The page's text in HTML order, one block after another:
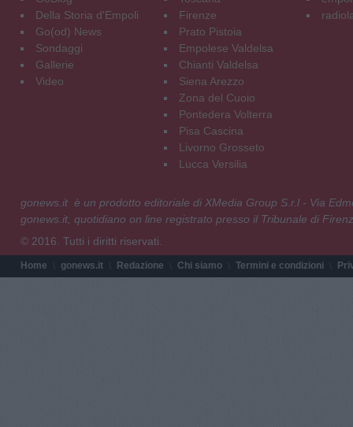
Della Storia d'Empoli
Go(od) News
Sondaggi
Gallerie
Video
Firenze
Prato Pistoia
Empolese Valdelsa
Chianti Valdelsa
Siena Arezzo
Zona del Cuoio
Pontedera Volterra
Pisa Cascina
Livorno Grosseto
Lucca Versilia
gonews.it è un prodotto editoriale di XMedia Group S.r.l - Via
gonews.it, quotidiano on line registrato presso il Tribunale di
© 2016. Tutti i diritti riservati.
Home gonews.it Redazione Chi siamo Termini e condizioni